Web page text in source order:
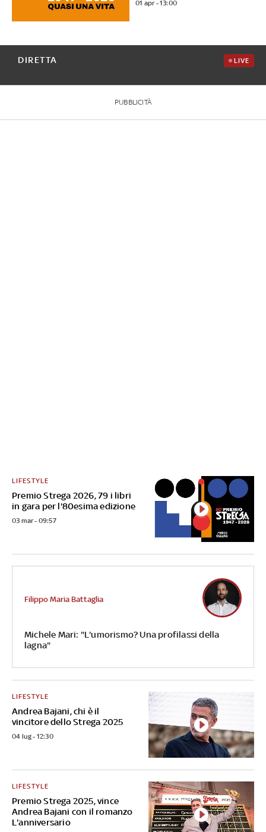
01 apr - 13:00
DIRETTA LIVE
PUBBLICITÀ
Premio Strega 2026, 79 i libri
in gara per l'80esima edizione
LIFESTYLE
03 mar - 09:57
Michele Mari: "L'umorismo? Una profilassi della
lagna"
Filippo Maria Battaglia
Andrea Bajani, chi è il
vincitore dello Strega 2025
LIFESTYLE
04 lug - 12:30
Premio Strega 2025, vince
Andrea Bajani con il romanzo
L'anniversario
LIFESTYLE